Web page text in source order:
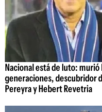
Nacional está de luto:
generaciones, descubridor
Pereyra y Hebert Revetria